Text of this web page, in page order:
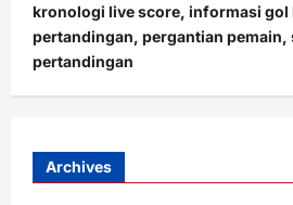
kronologi live score, informasi gol
pertandingan, pergantian pemain,
pertandingan
Archives